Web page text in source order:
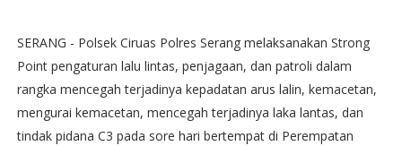
SERANG - Polsek Ciruas Polres Serang melaksanakan Strong
Point pengaturan lalu lintas, penjagaan, dan patroli dalam
rangka mencegah terjadinya kepadatan arus lalin, kemacetan,
mengurai kemacetan, mencegah terjadinya laka lantas, dan
tindak pidana C3 pada sore hari bertempat di Perempatan